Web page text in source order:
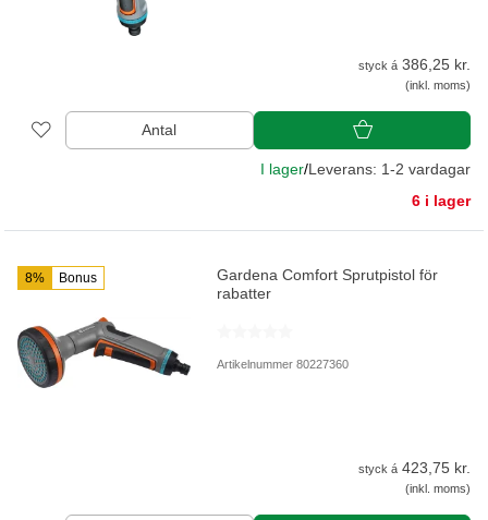
styck á 386,25 kr.
(inkl. moms)
Antal
I lager/Leverans: 1-2 vardagar
6 i lager
8% Bonus
Gardena Comfort Sprutpistol för
rabatter
Artikelnummer 80227360
styck á 423,75 kr.
(inkl. moms)